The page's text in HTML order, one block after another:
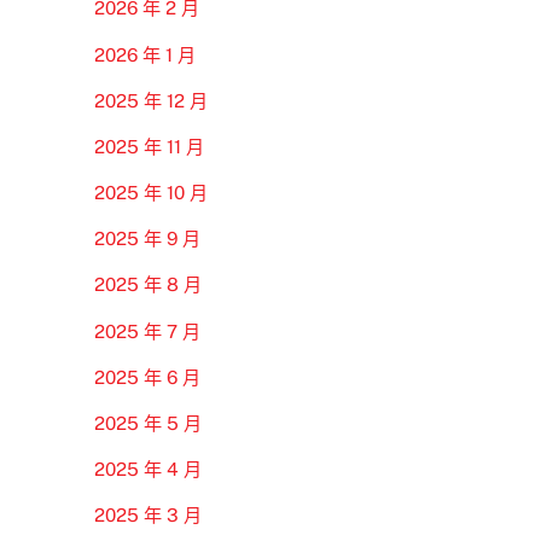
2026 年 2 月
2026 年 1 月
2025 年 12 月
2025 年 11 月
2025 年 10 月
2025 年 9 月
2025 年 8 月
2025 年 7 月
2025 年 6 月
2025 年 5 月
2025 年 4 月
2025 年 3 月